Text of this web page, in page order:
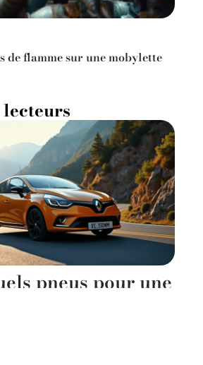
de flamme sur une mobylette
pneus pour une